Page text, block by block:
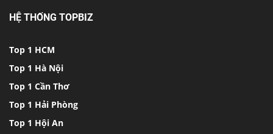
HỆ THỐNG TOPBIZ
Top 1 HCM
Top 1 Hà Nội
Top 1 Cần Thơ
Top 1 Hải Phòng
Top 1 Hội An